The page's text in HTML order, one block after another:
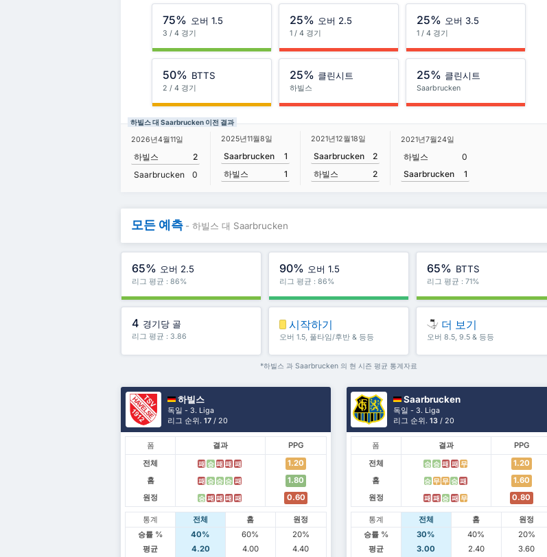
75% 오버 1.5
3 / 4 경기
25% 오버 2.5
1 / 4 경기
25% 오버 3.5
1 / 4 경기
50% BTTS
2 / 4 경기
25% 클린시트
하빌스
25% 클린시트
Saarbrucken
하빌스 대 Saarbrucken 이전 결과
2026년4월11일
하빌스
2
Saarbrucken
0
2025년11월8일
Saarbrucken
1
하빌스
1
2021년12월18일
Saarbrucken
2
하빌스
2
2021년7월24일
하빌스
0
Saarbrucken
1
모든 예측 - 하빌스 대 Saarbrucken
65% 오버 2.5
리그 평균 : 86%
90% 오버 1.5
리그 평균 : 86%
65% BTTS
리그 평균 : 71%
4 경기당 골
리그 평균 : 3.86
시작하기
오버 1.5, 풀타임/후반 & 등등
더 보기
오버 8.5, 9.5 & 등등
*하빌스 과 Saarbrucken 의 현 시즌 평균 통계자료
하빌스
독일 - 3. Liga
리그 순위.17 / 20
폼 결과
PPG
전체
패 승 패 패 패
1.20
홈
패 승 승 승 패
1.80
원정
승 패 패 패 패 0.60
통계 전체 홈
원정
승률 %
40% 60%
20%
평균
4.20 4.00
4.40
Saarbrucken
독일 - 3. Liga
리그 순위.13 / 20
폼 결과
PPG
전체
승 승 패 패 무
1.20
홈
승 무 무 승 패
1.60
원정
패 패 승 패 무 0.80
통계 전체 홈
원정
승률 %
30% 40%
20%
평균
3.00 2.40
3.60